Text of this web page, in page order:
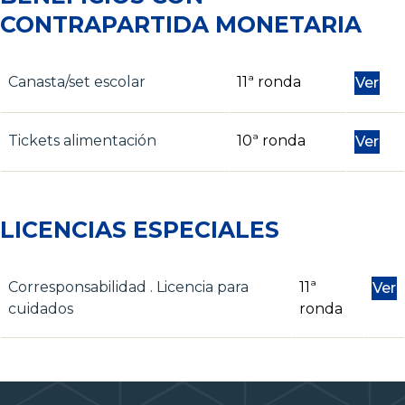
CONTRAPARTIDA MONETARIA
Canasta/set escolar 11ª ronda Ver
Tickets alimentación 10ª ronda Ver
LICENCIAS ESPECIALES
Corresponsabilidad . Licencia para
cuidados
11ª
ronda
Ver